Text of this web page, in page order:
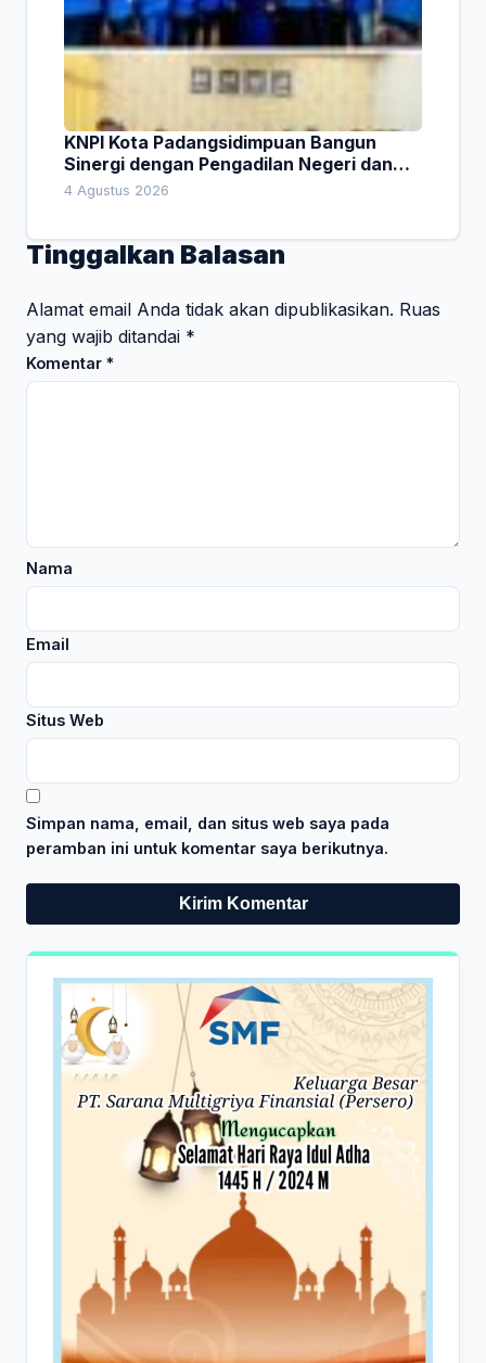
KNPI Kota Padangsidimpuan Bangun
Sinergi dengan Pengadilan Negeri dan
DPRD
4 Agustus 2026
Tinggalkan Balasan
Alamat email Anda tidak akan dipublikasikan. Ruas
yang wajib ditandai *
Komentar *
Nama
Email
Situs Web
Simpan nama, email, dan situs web saya pada
peramban ini untuk komentar saya berikutnya.